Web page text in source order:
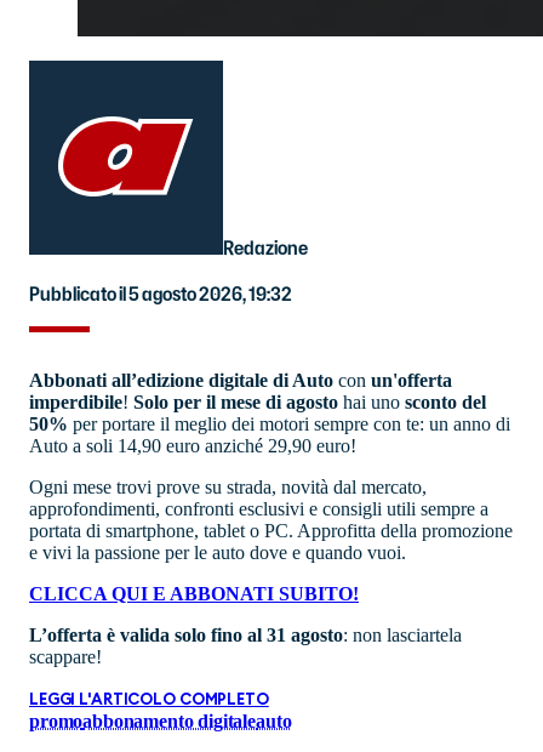
Redazione
Pubblicato il 5 agosto 2026, 19:32
Abbonati all’edizione digitale di Auto con un'offerta
imperdibile! Solo per il mese di agosto hai uno sconto del
50% per portare il meglio dei motori sempre con te: un anno di
Auto a soli 14,90 euro anziché 29,90 euro!
Ogni mese trovi prove su strada, novità dal mercato,
approfondimenti, confronti esclusivi e consigli utili sempre a
portata di smartphone, tablet o PC. Approfitta della promozione
e vivi la passione per le auto dove e quando vuoi.
CLICCA QUI E ABBONATI SUBITO!
L’offerta è valida solo fino al 31 agosto: non lasciartela
scappare!
LEGGI L'ARTICOLO COMPLETO
promoabbonamento digitaleauto